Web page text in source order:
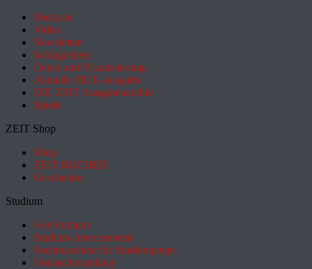
Podcasts
Video
Newsletter
Schlagzeilen
Daten und Visualisierung
Aktuelle ZEIT-Ausgabe
DIE ZEIT Ausgabenarchiv
Spiele
ZEIT Shop
Shop
ZEIT BÜCHER
Geschenke
Studium
HeyStudium
Studium-Interessentest
Suchmaschine für Studiengänge
Hochschulranking